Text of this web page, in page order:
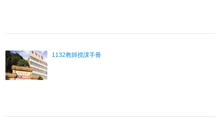
1132教師授課手冊